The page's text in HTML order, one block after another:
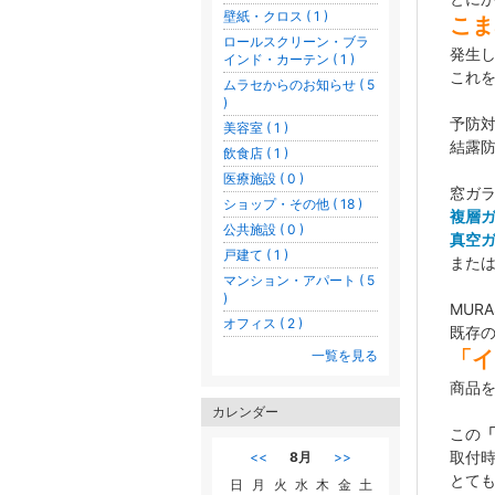
こ
発生
これ
予防
結露
窓ガ
複層
真空
または
既存
「
商品
この
取付
とて
壁紙・クロス ( 1 )
ロールスクリーン・ブラ
インド・カーテン ( 1 )
ムラセからのお知らせ ( 5
)
美容室 ( 1 )
飲食店 ( 1 )
医療施設 ( 0 )
ショップ・その他 ( 18 )
公共施設 ( 0 )
戸建て ( 1 )
マンション・アパート ( 5
)
オフィス ( 2 )
一覧を見る
カレンダー
<< 8月
>>
日
月 火 水 木 金 土